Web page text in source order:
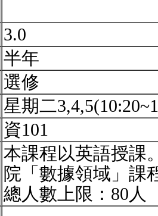
3.0
半年
選修
星期二
資101
本課程以英語授課
院「數據領域」課
總人數上限：80人